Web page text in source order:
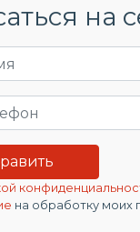
на
на обработку моих